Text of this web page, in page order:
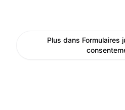
Plus dans Formulaires